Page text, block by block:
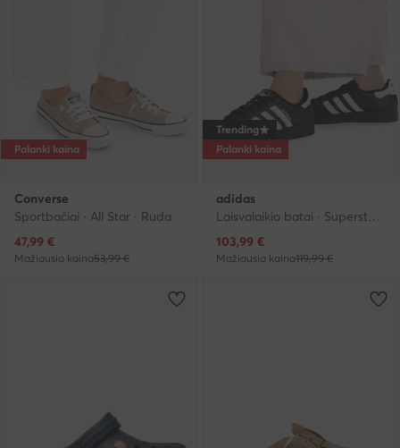
Palanki kaina
Converse
Sportbačiai · All Star · Ruda
Dabartinė kaina
47,99 €
Mažiausia kaina53,99 €
Trending
Palanki kaina
adidas
Laisvalaikio batai · Superstar · Juoda
Dabartinė kaina
103,99 €
Mažiausia kaina119,99 €